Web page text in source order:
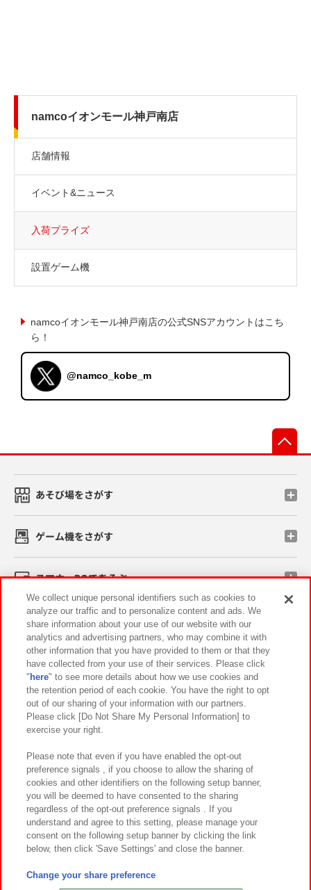
namcoイオンモール神戸南店
店舗情報
イベント&ニュース
入荷プライズ
設置ゲーム機
namcoイオンモール神戸南店の公式SNSアカウントはこち
ら！
@namco_kobe_m
あそび場をさがす
ゲーム機をさがす
スマホ・PCであそぶ
イベント・キャンペーン
関連会社 サステナビリティ サイトポリシー
プライバシーポリシー ウェブアクセシビリティ方針と検証結果
お取引先さまとともに
カスタマーハラスメント対応方針 よくあるご質問・お問い合わせ
©Bandai Namco Amusement Inc.
©Bandai Namco Amusement Lab Inc.
We collect unique personal identifiers such as cookies to
analyze our traffic and to personalize content and ads. We
share information about your use of our website with our
analytics and advertising partners, who may combine it with
other information that you have provided to them or that they
have collected from your use of their services. Please click
" here" to see more details about how we use cookies and
the retention period of each cookie. You have the right to opt
out of our sharing of your information with our partners.
Please click [Do Not Share My Personal Information] to
exercise your right.
Please note that even if you have enabled the opt-out
preference signals , if you choose to allow the sharing of
cookies and other identifiers on the following setup banner,
you will be deemed to have consented to the sharing
regardless of the opt-out preference signals . If you
understand and agree to this setting, please manage your
consent on the following setup banner by clicking the link
below, then click 'Save Settings' and close the banner.
Change your share preference